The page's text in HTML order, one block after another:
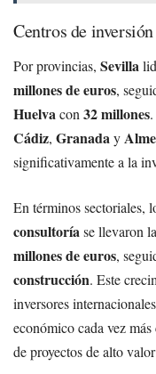
Centros de
Por provincias, Sevilla
millones de euros,
Huelvacon 32 millones
Cádiz, Granaday
significativamente a la
En términos sectoriales,
consultoríase llevaron
millones de euros,
construcción. Este
inversores
económico cada vez
de proyectos de alto